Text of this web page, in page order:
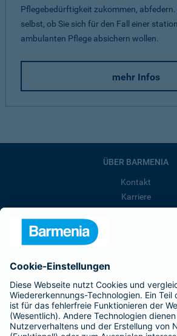
Pflegebedürftigkeit zukommen, abfedern.
selbst, ob Sie sich für den Fall einer
ambulanten Pflege absichern wollen.
mehr Infos
ÜBER BARMENIA
Kontakt
Karriere
Barmenia ist Teil der
BELIEBTE SEITEN
Kranken-
Tierversicherungen